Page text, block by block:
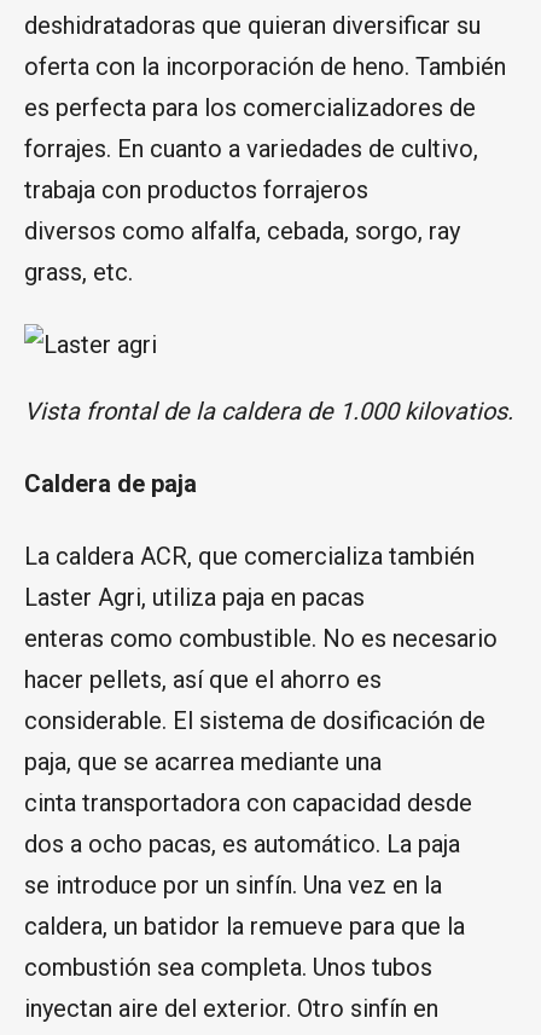
deshidratadoras que quieran diversificar su
oferta con la incorporación de heno. También
es perfecta para los comercializadores de
forrajes. En cuanto a variedades de cultivo,
trabaja con productos forrajeros
diversos como alfalfa, cebada, sorgo, ray
grass, etc.
Vista frontal de la caldera de 1.000 kilovatios.
Caldera de paja
La caldera ACR, que comercializa también
Laster Agri, utiliza paja en pacas
enteras como combustible. No es necesario
hacer pellets, así que el ahorro es
considerable. El sistema de dosificación de
paja, que se acarrea mediante una
cinta transportadora con capacidad desde
dos a ocho pacas, es automático. La paja
se introduce por un sinfín. Una vez en la
caldera, un batidor la remueve para que la
combustión sea completa. Unos tubos
inyectan aire del exterior. Otro sinfín en